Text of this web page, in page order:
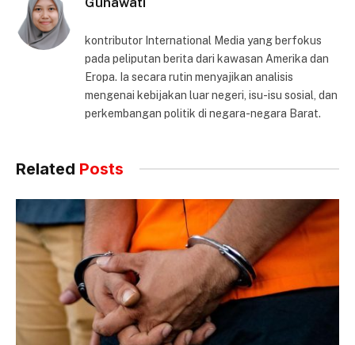
kontributor International Media yang berfokus
pada peliputan berita dari kawasan Amerika dan
Eropa. Ia secara rutin menyajikan analisis
mengenai kebijakan luar negeri, isu-isu sosial, dan
perkembangan politik di negara-negara Barat.
Related Posts